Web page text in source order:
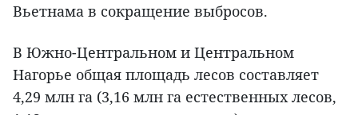
Вьетнама в сокращение выбросов.
В Южно-Центральном и Центральном
Нагорье общая площадь лесов составляет
4,29 млн га (3,16 млн га естественных лесов,